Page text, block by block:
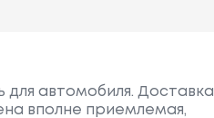
для автомобиля. Доставка
вполне приемлемая,